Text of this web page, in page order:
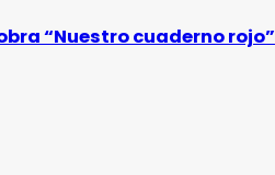
“Nuestro cuaderno rojo”